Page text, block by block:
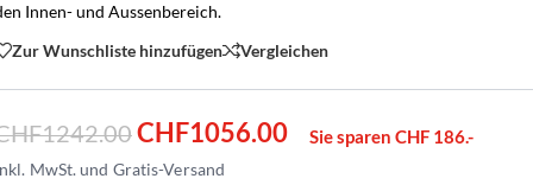
Innen- und Aussenbereich.
Zur Wunschliste hinzufügen
Vergleichen
1242.00CHF1056.00 Sie sparen CHF 186.-